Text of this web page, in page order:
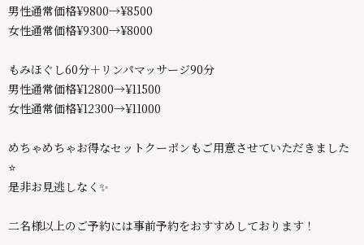
男性通常価格¥9800→¥8500
女性通常価格¥9300→¥8000
もみほぐし60分＋リンパマッサージ90分
男性通常価格¥12800→¥11500
女性通常価格¥12300→¥11000
めちゃめちゃお得なセットクーポンもご用意させていただきました
⭐
是非お見逃しなく✨
二名様以上のご予約には事前予約をおすすめしております！